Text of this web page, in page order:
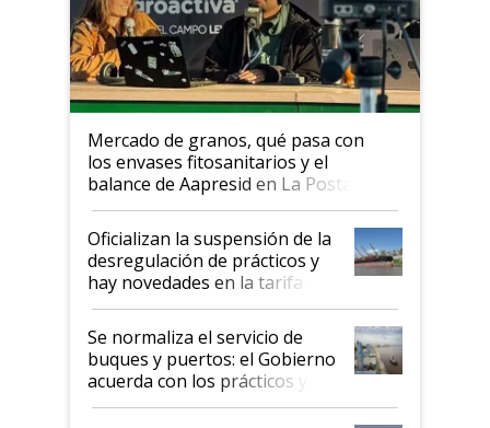
Mercado de granos, qué pasa con
los envases fitosanitarios y el
balance de Aapresid en La Posta
Oficializan la suspensión de la
desregulación de prácticos y
hay novedades en la tarifa de
la hidrovía
Se normaliza el servicio de
buques y puertos: el Gobierno
acuerda con los prácticos y
suspende el decreto de